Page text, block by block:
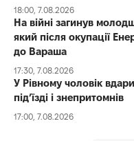
18:00, 7.08.2026
На війні загинув
який після окупації
до Вараша
17:30, 7.08.2026
У Рівному чоловік
під’їзді і знепритомнів
17:00, 7.08.2026